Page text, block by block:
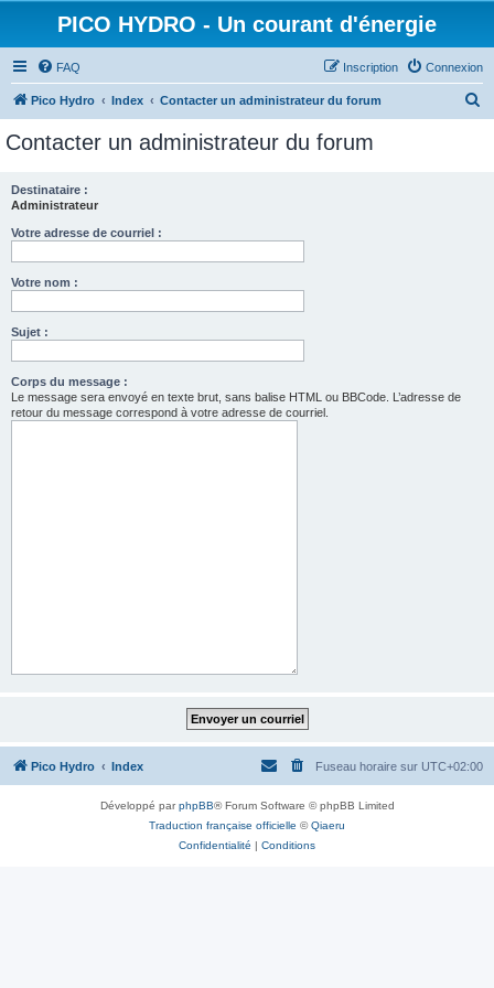
PICO HYDRO - Un courant d'énergie
FAQ Connexion
Inscription
Pico Hydro Index Contacter un administrateur du forum
Contacter un administrateur du forum
Destinataire :
Administrateur
Votre adresse de courriel :
Votre nom :
Sujet :
Corps du message :
Le message sera envoyé en texte brut, sans balise HTML ou BBCode. L’adresse de
retour du message correspond à votre adresse de courriel.
Pico Hydro Index Fuseau horaire sur UTC+02:00
Développé parphpBB® Forum Software © phpBB Limited
Traduction française officielle ©Qiaeru
Confidentialité | Conditions